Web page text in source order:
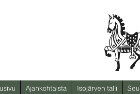
Ajankohtaista Isojärven talli